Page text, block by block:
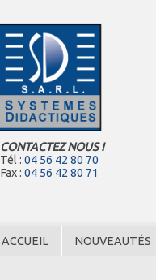
CONTACTEZ NOUS !
Tél : 04 56 42 80 70
Fax : 04 56 42 80 71
ACCUEIL NOUVEAUTÉS